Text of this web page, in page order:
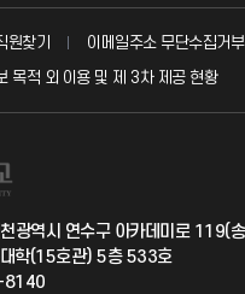
원찾기
이메일주소 무단수집거부
목적 외 이용 및 제 3차 제공 현황
광역시 연수구 아카데미로 119(
대학(15호관) 5층 533호
8140